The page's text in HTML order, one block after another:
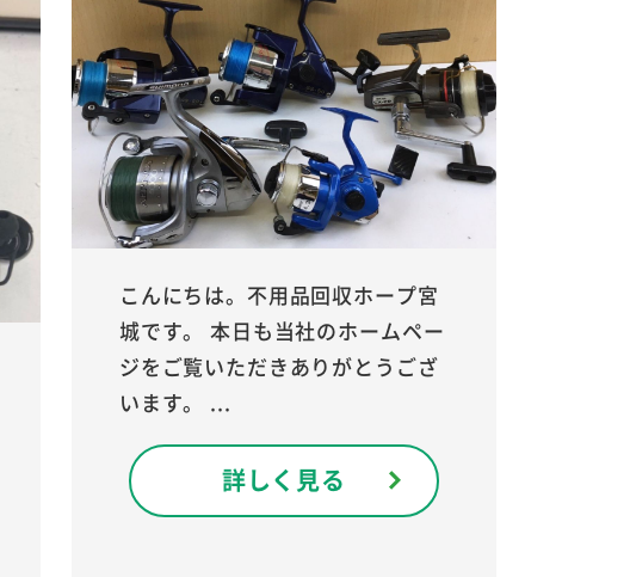
こんにちは。不用品回収ホープ宮
城です。 本日も当社のホームペー
ジをご覧いただきありがとうござ
います。 ...
詳しく見る